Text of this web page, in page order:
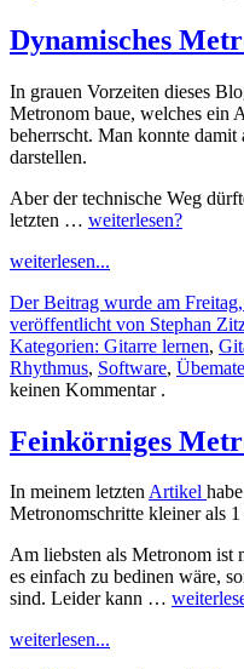
Dynamisches
In grauen Vorzeiten dieses
Metronom baue, welches ein
beherrscht. Man konnte damit
darstellen.
Aber der technische Weg
letzten … weiterlesen?
weiterlesen...
Der Beitrag wurde am
veröffentlicht von Stephan
Kategorien: Gitarre lernen,
Rhythmus, Software,
keinen Kommentar .
Feinkörniges
In meinem letztenArtikel
Metronomschritte kleiner als 1
Am liebsten als Metronom ist
es einfach zu bedinen wäre,
sind. Leider kann …
weiterlesen...